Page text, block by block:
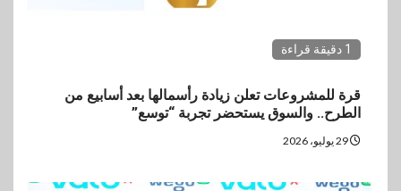
1 دقيقة قراءة
قرة للمشروعات تعلن زيادة رأسمالها بعد أسابيع من
الطرح.. والسوق يستحضر تجربة “توسع”